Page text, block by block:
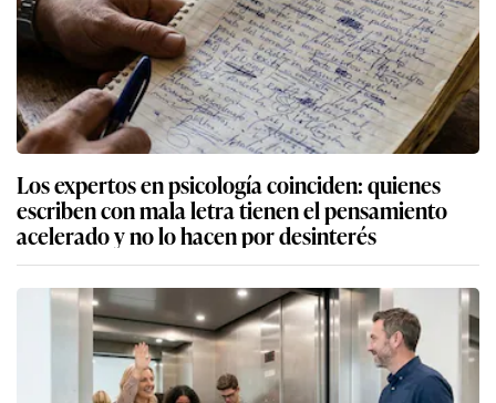
Los expertos en psicología coinciden: quienes
escriben con mala letra tienen el pensamiento
acelerado y no lo hacen por desinterés